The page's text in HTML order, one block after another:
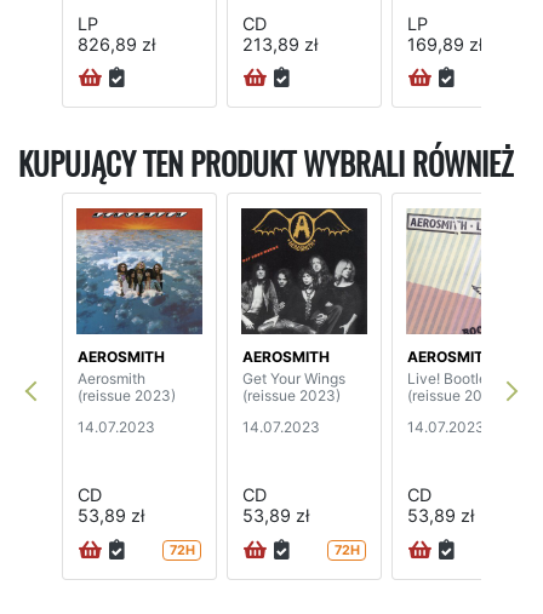
LP
826,89 zł
CD
213,89 zł
LP
169,89 zł
KUPUJĄCY TEN PRODUKT WYBRALI RÓWNIEŻ
AEROSMITH
Aerosmith
(reissue 2023)
14.07.2023
CD
53,89 zł
72H
AEROSMITH
Get Your Wings
(reissue 2023)
14.07.2023
CD
53,89 zł
72H
AEROSMITH
Live! Bootleg
(reissue 2023)
14.07.2023
CD
53,89 zł